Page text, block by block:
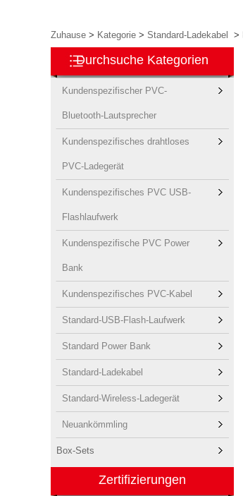
Zuhause > Kategorie > Standard-Ladekabel >
Durchsuche Kategorien
Kundenspezifischer PVC-
Bluetooth-Lautsprecher
Kundenspezifisches drahtloses
PVC-Ladegerät
Kundenspezifisches PVC USB-
Flashlaufwerk
Kundenspezifische PVC Power
Bank
Kundenspezifisches PVC-Kabel
Standard-USB-Flash-Laufwerk
Standard Power Bank
Standard-Ladekabel
Standard-Wireless-Ladegerät
Neuankömmling
Box-Sets
Zertifizierungen